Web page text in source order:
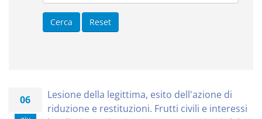
06
Lesione della legittima, esito dell'azione di
riduzione e restituzioni. Frutti civili e interessi